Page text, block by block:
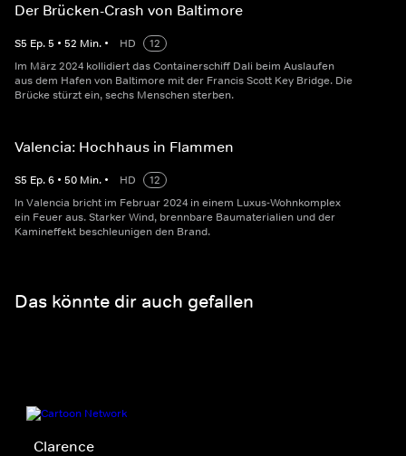
Der Brücken-Crash von Baltimore
S5 Ep.5 • 52 Min. • HD
12
Im März 2024 kollidiert das Containerschiff Dali beim Auslaufen
aus dem Hafen von Baltimore mit der Francis Scott Key Bridge. Die
Brücke stürzt ein, sechs Menschen sterben.
Valencia: Hochhaus in Flammen
S5 Ep.6 • 50 Min. • HD
12
In Valencia bricht im Februar 2024 in einem Luxus-Wohnkomplex
ein Feuer aus. Starker Wind, brennbare Baumaterialien und der
Kamineffekt beschleunigen den Brand.
Das könnte dir auch gefallen
Clarence